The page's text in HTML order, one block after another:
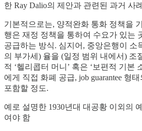
한 Ray Dalio의 제안과 관련된 과거 사
기본적으로는, 양적완화 통화 정책을
행은 재정 정책을 통하여 수요가 있는
공급하는 방식. 심지어, 중앙은행이 소
의 부가세) 율을 (일정 범위 내에서) 조
적 ‘헬리콥터 머니’ 혹은 ‘보편적 기본
에게 직접 화폐 공급, job guarantee 형
포함할 정도.
예로 설명한 1930년대 대공황 이외의
여야 함